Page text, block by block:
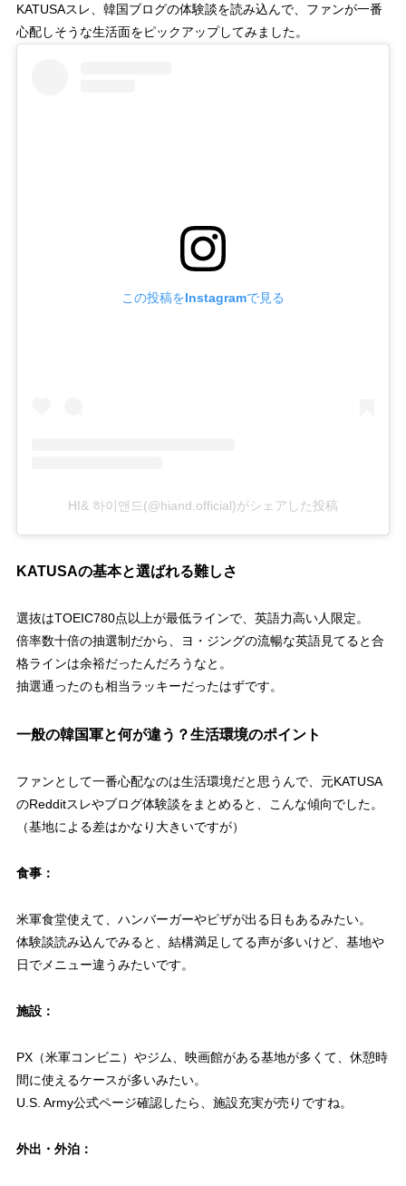
KATUSAスレ、韓国ブログの体験談を読み込んで、ファンが一番
心配しそうな生活面をピックアップしてみました。
この投稿をInstagramで見る
HI& 하이앤드(@hiand.official)がシェアした投稿
KATUSAの基本と選ばれる難しさ
選抜はTOEIC780点以上が最低ラインで、英語力高い人限定。
倍率数十倍の抽選制だから、ヨ・ジングの流暢な英語見てると合
格ラインは余裕だったんだろうなと。
抽選通ったのも相当ラッキーだったはずです。
一般の韓国軍と何が違う？生活環境のポイント
ファンとして一番心配なのは生活環境だと思うんで、元KATUSA
のRedditスレやブログ体験談をまとめると、こんな傾向でした。
（基地による差はかなり大きいですが）
食事：
米軍食堂使えて、ハンバーガーやピザが出る日もあるみたい。
体験談読み込んでみると、結構満足してる声が多いけど、基地や
日でメニュー違うみたいです。
施設：
PX（米軍コンビニ）やジム、映画館がある基地が多くて、休憩時
間に使えるケースが多いみたい。
U.S. Army公式ページ確認したら、施設充実が売りですね。
外出・外泊：